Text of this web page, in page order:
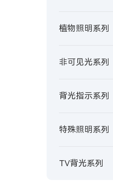
植物照明系列
非可见光系列
背光指示系列
特殊照明系列
TV背光系列